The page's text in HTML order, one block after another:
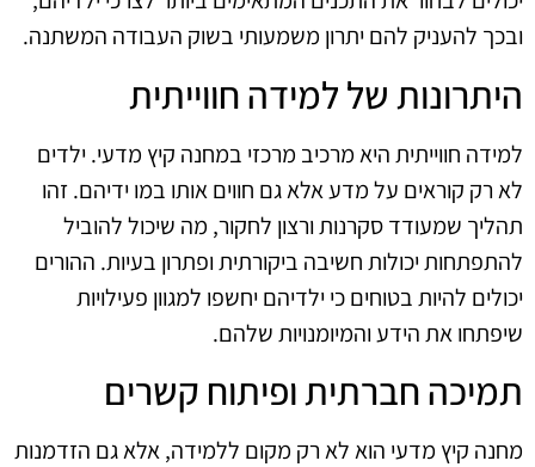
ובכך להעניק להם יתרון משמעותי בשוק העבודה המשתנה.
היתרונות של למידה חווייתית
למידה חווייתית היא מרכיב מרכזי במחנה קיץ מדעי. ילדים
לא רק קוראים על מדע אלא גם חווים אותו במו ידיהם. זהו
תהליך שמעודד סקרנות ורצון לחקור, מה שיכול להוביל
להתפתחות יכולות חשיבה ביקורתית ופתרון בעיות. ההורים
יכולים להיות בטוחים כי ילדיהם יחשפו למגוון פעילויות
שיפתחו את הידע והמיומנויות שלהם.
תמיכה חברתית ופיתוח קשרים
מחנה קיץ מדעי הוא לא רק מקום ללמידה, אלא גם הזדמנות